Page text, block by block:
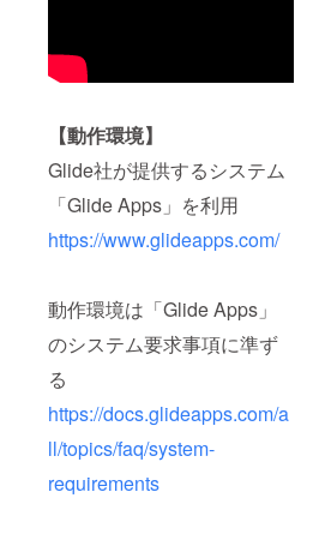
【動作環境】
Glide社が提供するシステム
「Glide Apps」を利用
https://www.glideapps.com/
動作環境は「Glide Apps」
のシステム要求事項に準ず
る
https://docs.glideapps.com/a
ll/topics/faq/system-
requirements